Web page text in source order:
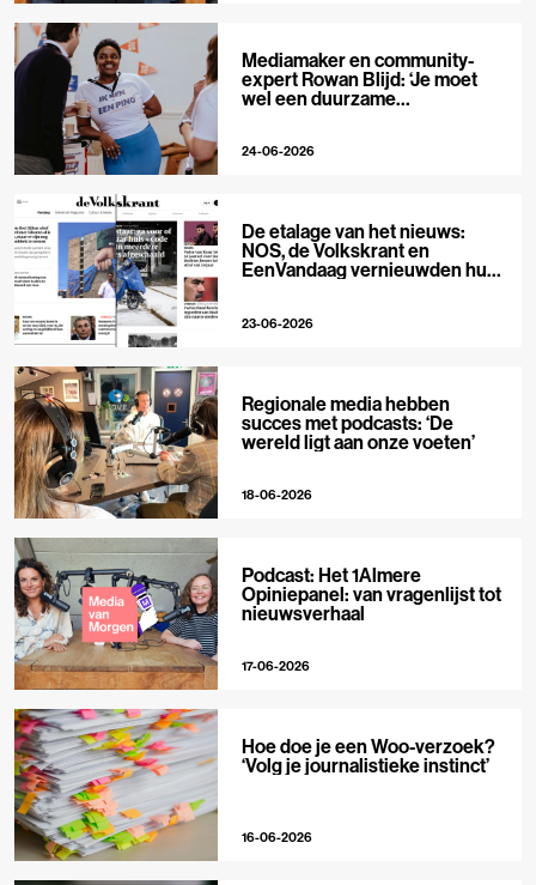
Mediamaker en community-
expert Rowan Blijd: ‘Je moet
wel een duurzame
24-06-2026
De etalage van het nieuws:
NOS, de Volkskrant en
EenVandaag vernieuwden hun
23-06-2026
Regionale media hebben
succes met podcasts: ‘De
wereld ligt aan onze voeten’
18-06-2026
Podcast: Het 1Almere
Opiniepanel: van vragenlijst tot
nieuwsverhaal
17-06-2026
Hoe doe je een Woo-verzoek?
‘Volg je journalistieke instinct’
16-06-2026